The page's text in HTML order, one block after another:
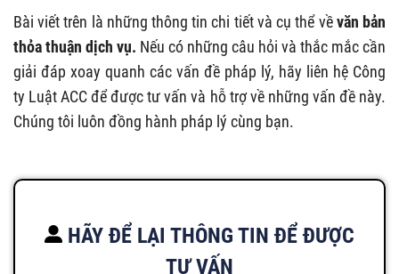
Bài viết trên là những thông tin chi tiết và cụ thể vềvăn bản
thỏa thuận dịch vụ. Nếu có những câu hỏi và thắc mắc cần
giải đáp xoay quanh các vấn đề pháp lý, hãy liên hệ Công
ty Luật ACC để được tư vấn và hỗ trợ về những vấn đề này.
Chúng tôi luôn đồng hành pháp lý cùng bạn.
HÃY ĐỂ LẠI THÔNG TIN ĐỂ ĐƯỢC
TƯ VẤN